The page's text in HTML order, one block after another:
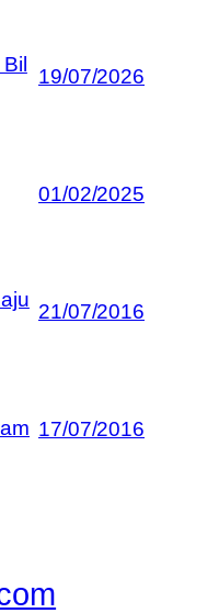
19/07/2026
01/02/2025
21/07/2016
17/07/2016